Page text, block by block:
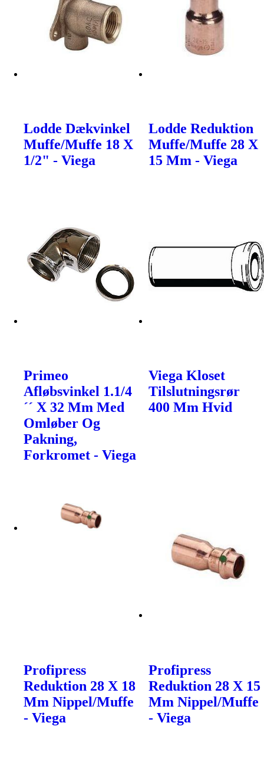
Lodde Dækvinkel
Muffe/Muffe 18 X
1/2" - Viega
Lodde Reduktion
Muffe/Muffe 28 X
15 Mm - Viega
Primeo
Afløbsvinkel 1.1/4
´´ X 32 Mm Med
Omløber Og
Pakning,
Forkromet - Viega
Viega Kloset
Tilslutningsrør
400 Mm Hvid
Profipress
Reduktion 28 X 18
Mm Nippel/Muffe
- Viega
Profipress
Reduktion 28 X 15
Mm Nippel/Muffe
- Viega